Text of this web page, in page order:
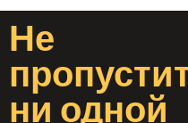
Не
ни одной